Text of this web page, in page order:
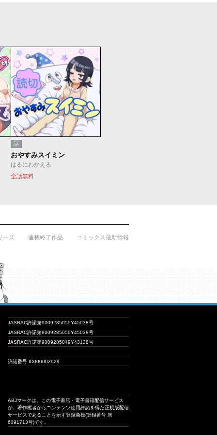
話
おやすみスイミン
はるにわかえる
全話無料
ーズ 連載終了作品 コミックス最新情報
JASRAC許諾第9009285055Y45038号
JASRAC許諾第9009285050Y45038号
JASRAC許諾第9009285049Y43128号
許諾番号 ID000002929
ABJマークは、この電子書店・電子書籍配信サービス
が、著作権者からコンテンツ使用許諾を得た正規版配信
サービスであることを示す登録商標(登録番号 第
6091713号)です。